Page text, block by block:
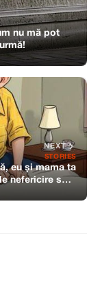
nu mă pot
NEXT
STORIES
eu și mama ta
nefericire sunt